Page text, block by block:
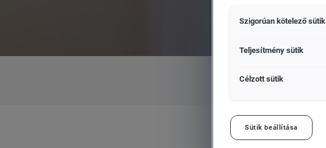
Szigorúan kötelező sütik
Teljesítmény sütik
Célzott sütik
Sütik beállítása